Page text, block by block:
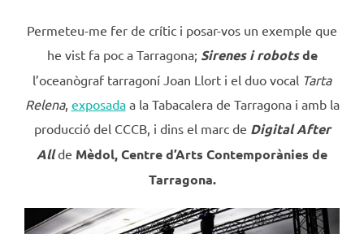
Permeteu-me fer de crític i posar-vos un exemple que
he vist fa poc a Tarragona; Sirenes i robots de
l’oceanògraf tarragoní Joan Llort i el duo vocal Tarta
Relena, exposadaa la Tabacalera de Tarragona i amb la
producció del CCCB, i dins el marc de Digital After
Allde Mèdol, Centre d’Arts Contemporànies de
Tarragona.